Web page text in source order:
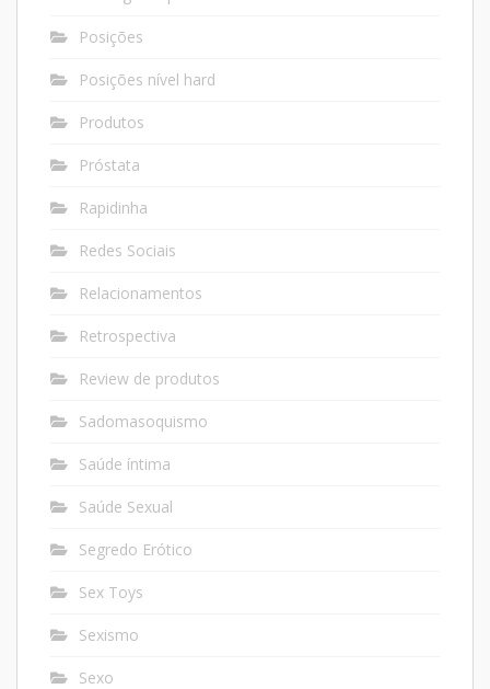
Posições
Posições nível hard
Produtos
Próstata
Rapidinha
Redes Sociais
Relacionamentos
Retrospectiva
Review de produtos
Sadomasoquismo
Saúde íntima
Saúde Sexual
Segredo Erótico
Sex Toys
Sexismo
Sexo